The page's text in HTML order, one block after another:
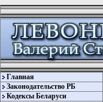
Главная
Законодательство РБ
Кодексы Беларуси